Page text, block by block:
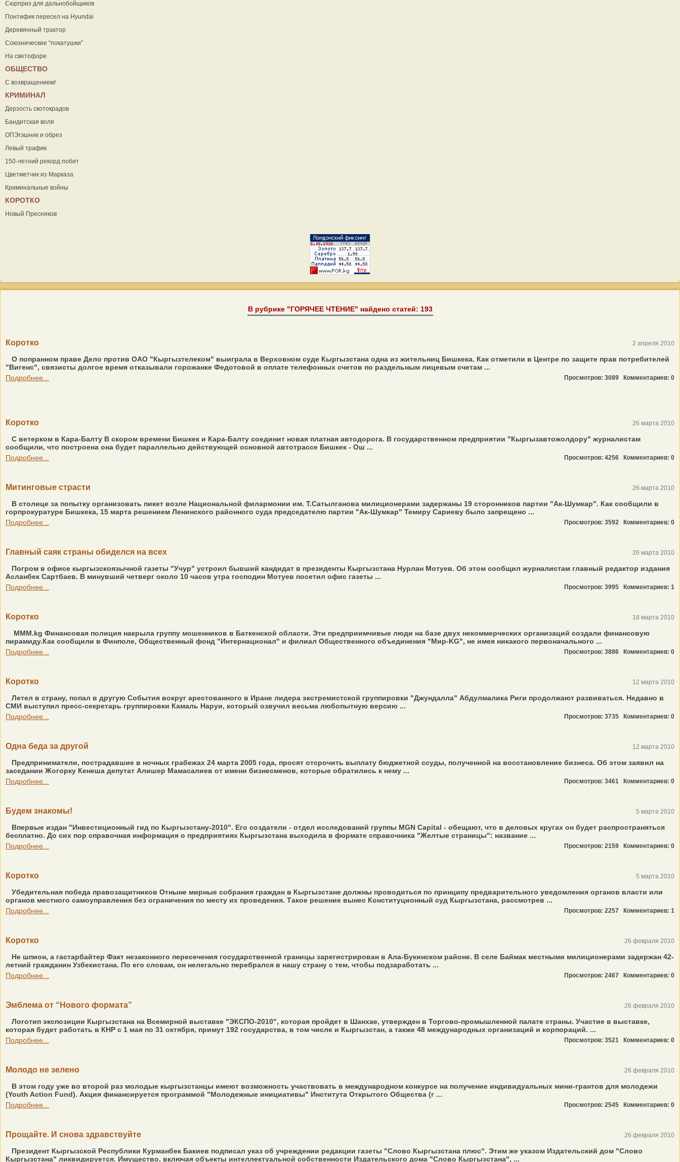
Сюрприз для дальнобойщиков
Понтифик пересел на Hyundai
Деревянный трактор
Союзнические “покатушки”
На светофоре
ОБЩЕСТВО
С возвращением!
КРИМИНАЛ
Дерзость скотокрадов
Бандитская воля
ОПЭгэшник и обрез
Левый трафик
150-летний рекорд побит
Цветметчик из Марказа
Криминальные войны
КОРОТКО
Новый Пресняков
В рубрике "ГОРЯЧЕЕ ЧТЕНИЕ" найдено статей: 193
Коротко 2 апреля 2010
О попранном праве Дело против ОАО "Кыргызтелеком" выиграла в Верховном суде Кыргызстана одна из жительниц Бишкека. Как отметили в Центре по защите прав потребителей
"Вигенс", связисты долгое время отказывали горожанке Федотовой в оплате телефонных счетов по раздельным лицевым счетам ...
Подробнее...
Просмотров: 3089 Комментариев: 0
Коротко 26 марта 2010
С ветерком в Кара-Балту В скором времени Бишкек и Кара-Балту соединит новая платная автодорога. В государственном предприятии "Кыргызавтожолдору" журналистам
сообщили, что построена она будет параллельно действующей основной автотрассе Бишкек - Ош ...
Подробнее...
Просмотров: 4256 Комментариев: 0
Митинговые страсти 26 марта 2010
В столице за попытку организовать пикет возле Национальной филармонии им. Т.Сатылганова милиционерами задержаны 19 сторонников партии "Ак-Шумкар". Как сообщили в
горпрокуратуре Бишкека, 15 марта решением Ленинского районного суда председателю партии "Ак-Шумкар" Темиру Сариеву было запрещено ...
Подробнее...
Просмотров: 3592 Комментариев: 0
Главный саяк страны обиделся на всех 26 марта 2010
Погром в офисе кыргызскоязычной газеты "Учур" устроил бывший кандидат в президенты Кыргызстана Нурлан Мотуев. Об этом сообщил журналистам главный редактор издания
Асланбек Сартбаев. В минувший четверг около 10 часов утра господин Мотуев посетил офис газеты ...
Подробнее...
Просмотров: 3995 Комментариев: 1
Коротко 18 марта 2010
МММ.kg Финансовая полиция накрыла группу мошенников в Баткенской области. Эти предприимчивые люди на базе двух некоммерческих организаций создали финансовую
пирамиду.Как сообщили в Финполе, Общественный фонд "Интернационал" и филиал Общественного объединения "Мир-KG", не имея никакого первоначального ...
Подробнее...
Просмотров: 3886 Комментариев: 0
Коротко 12 марта 2010
Летел в страну, попал в другую События вокруг арестованного в Иране лидера экстремистской группировки "Джундалла" Абдулмалика Риги продолжают развиваться. Недавно в
СМИ выступил пресс-секретарь группировки Камаль Наруи, который озвучил весьма любопытную версию ...
Подробнее...
Просмотров: 3735 Комментариев: 0
Одна беда за другой 12 марта 2010
Предприниматели, пострадавшие в ночных грабежах 24 марта 2005 года, просят отсрочить выплату бюджетной ссуды, полученной на восстановление бизнеса. Об этом заявил на
заседании Жогорку Кенеша депутат Алишер Мамасалиев от имени бизнесменов, которые обратились к нему ...
Подробнее...
Просмотров: 3461 Комментариев: 0
Будем знакомы! 5 марта 2010
Впервые издан "Инвестиционный гид по Кыргызстану-2010". Его создатели - отдел исследований группы MGN Capital - обещают, что в деловых кругах он будет распространяться
бесплатно. До сих пор справочная информация о предприятиях Кыргызстана выходила в формате справочника "Желтые страницы": название ...
Подробнее...
Просмотров: 2159 Комментариев: 0
Коротко 5 марта 2010
Убедительная победа правозащитников Отныне мирные собрания граждан в Кыргызстане должны проводиться по принципу предварительного уведомления органов власти или
органов местного самоуправления без ограничения по месту их проведения. Такое решение вынес Конституционный суд Кыргызстана, рассмотрев ...
Подробнее...
Просмотров: 2257 Комментариев: 1
Коротко 26 февраля 2010
Не шпион, а гастарбайтер Факт незаконного пересечения государственной границы зарегистрирован в Ала-Букинском районе. В селе Баймак местными милиционерами задержан 42-
летний гражданин Узбекистана. По его словам, он нелегально перебрался в нашу страну с тем, чтобы подзаработать ...
Подробнее...
Просмотров: 2467 Комментариев: 0
Эмблема от “Нового формата” 26 февраля 2010
Логотип экспозиции Кыргызстана на Всемирной выставке "ЭКСПО-2010", которая пройдет в Шанхае, утвержден в Торгово-промышленной палате страны. Участие в выставке,
которая будет работать в КНР с 1 мая по 31 октября, примут 192 государства, в том числе и Кыргызстан, а также 48 международных организаций и корпораций. ...
Подробнее...
Просмотров: 3521 Комментариев: 0
Молодо не зелено 26 февраля 2010
В этом году уже во второй раз молодые кыргызстанцы имеют возможность участвовать в международном конкурсе на получение индивидуальных мини-грантов для молодежи
(Youth Action Fund). Акция финансируется программой "Молодежные инициативы" Института Открытого Общества (г ...
Подробнее...
Просмотров: 2545 Комментариев: 0
Прощайте. И снова здравствуйте 26 февраля 2010
Президент Кыргызской Республики Курманбек Бакиев подписал указ об учреждении редакции газеты "Слово Кыргызстана плюс". Этим же указом Издательский дом "Слово
Кыргызстана" ликвидируется. Имущество, включая объекты интеллектуальной собственности Издательского дома "Слово Кыргызстана", ...